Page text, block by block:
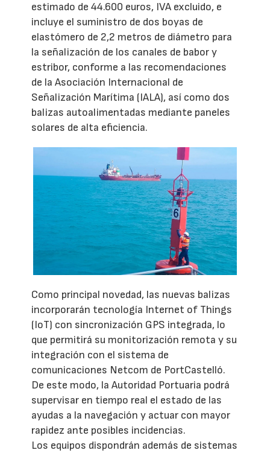
estimado de 44.600 euros, IVA excluido, e
incluye el suministro de dos boyas de
elastómero de 2,2 metros de diámetro para
la señalización de los canales de babor y
estribor, conforme a las recomendaciones
de la Asociación Internacional de
Señalización Marítima (IALA), así como dos
balizas autoalimentadas mediante paneles
solares de alta eficiencia.
Como principal novedad, las nuevas balizas
incorporarán tecnología Internet of Things
(IoT) con sincronización GPS integrada, lo
que permitirá su monitorización remota y su
integración con el sistema de
comunicaciones Netcom de PortCastelló.
De este modo, la Autoridad Portuaria podrá
supervisar en tiempo real el estado de las
ayudas a la navegación y actuar con mayor
rapidez ante posibles incidencias.
Los equipos dispondrán además de sistemas